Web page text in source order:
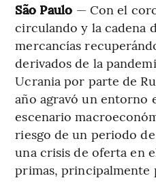
São Paulo — Con el
circulando y la cadena
mercancías
derivados de la
Ucrania por parte de
año agravó un entorno
escenario
riesgo de un periodo
una crisis de oferta en
primas, principalmente